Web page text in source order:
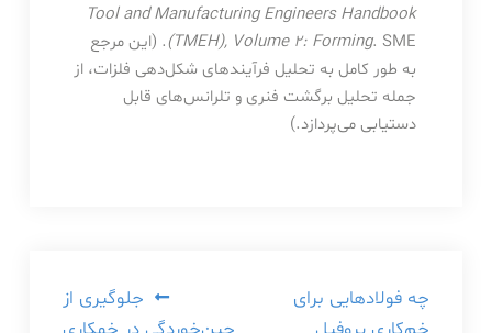
Tool and Manufacturing Engineers Handbook
(TMEH), Volume 2: Forming. SME. (این مرجع
به طور کامل به تحلیل فرآیندهای شکل‌دهی فلزات، از
جمله تحلیل برگشت فنری و تلرانس‌های قابل
دستیابی می‌پردازد.)
راهبری
جلوگیری از
چه فولادهایی برای